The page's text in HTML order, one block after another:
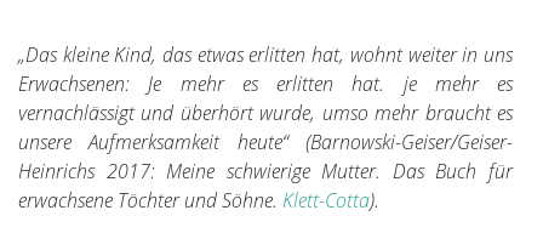
„Das kleine Kind, das etwas erlitten hat, wohnt weiter in uns
Erwachsenen: Je mehr es erlitten hat. je mehr es
vernachlässigt und überhört wurde, umso mehr braucht es
unsere Aufmerksamkeit heute“ (Barnowski-Geiser/Geiser-
Heinrichs 2017: Meine schwierige Mutter. Das Buch für
erwachsene Töchter und Söhne. Klett-Cotta).